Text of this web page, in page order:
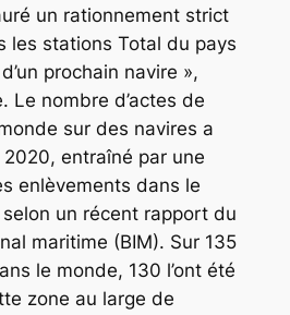
un rationnement strict
les stations Total du pays
d’un prochain navire »,
Le nombre d’actes de
sur des navires a
entraîné par une
enlèvements dans le
un récent rapport du
maritime (BIM). Sur 135
le monde, 130 l’ont été
zone au large de